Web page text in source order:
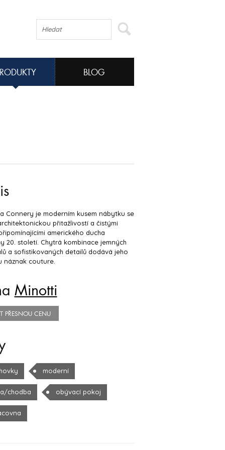
BLOG
Connery je moderním kusem nábytku se
přitažlivostí a čistými
amerického ducha
20. století. Chytrá kombinace jemných
a sofistikovaných detailů dodává jeho
náznak couture.
Minotti
PŘESNOU CENU
moderní
chodba obývací pokoj